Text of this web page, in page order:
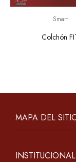
Smart
Colchón
MAPA DEL
INSTITUCIONAL